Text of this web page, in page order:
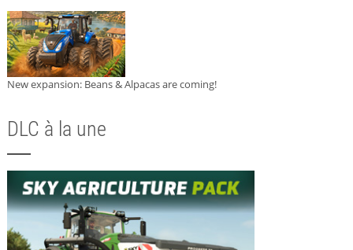
New expansion: Beans & Alpacas are coming!
DLC à la une